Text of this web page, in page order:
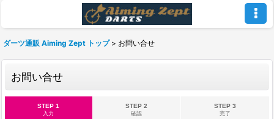
ダーツ通販 Aiming Zept トップ > お問い合せ
お問い合せ
STEP 1
入力
STEP 2
確認
STEP 3
完了